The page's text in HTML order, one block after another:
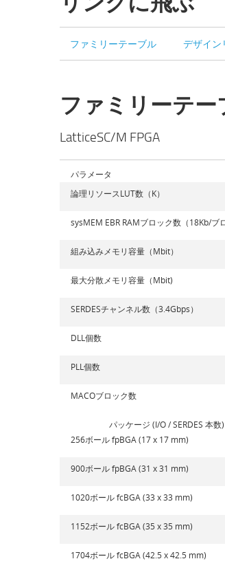
ファミリーテーブル デザイン
ファミリーテー
LatticeSC/M FPGA
パラメータ
論理リソースLUT数（K）
sysMEM EBR RAMブロック数（18Kb/ブ
組み込みメモリ容量（Mbit）
最大分散メモリ容量（Mbit)
SERDESチャンネル数（3.4Gbps）
DLL個数
PLL個数
MACOブロック数
パッケージ (I/O / SERDES 本数)
256ボール fpBGA (17 x 17 mm)
900ボール fpBGA (31 x 31 mm)
1020ボール fcBGA (33 x 33 mm)
1152ボール fcBGA (35 x 35 mm)
1704ボール fcBGA (42.5 x 42.5 mm)